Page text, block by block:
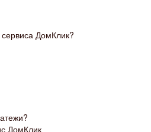
ДомКлик?
ДомКлик